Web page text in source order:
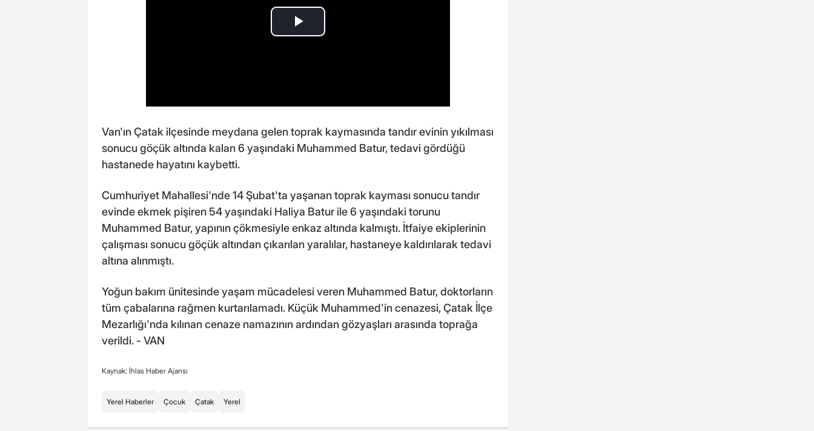
Van'ın Çatak ilçesinde meydana gelen toprak kaymasında tandır evinin yıkılması
sonucu göçük altında kalan 6 yaşındaki Muhammed Batur, tedavi gördüğü
hastanede hayatını kaybetti.
Cumhuriyet Mahallesi'nde 14 Şubat'ta yaşanan toprak kayması sonucu tandır
evinde ekmek pişiren 54 yaşındaki Haliya Batur ile 6 yaşındaki torunu
Muhammed Batur, yapının çökmesiyle enkaz altında kalmıştı. İtfaiye ekiplerinin
çalışması sonucu göçük altından çıkarılan yaralılar, hastaneye kaldırılarak tedavi
altına alınmıştı.
Yoğun bakım ünitesinde yaşam mücadelesi veren Muhammed Batur, doktorların
tüm çabalarına rağmen kurtarılamadı. Küçük Muhammed'in cenazesi, Çatak İlçe
Mezarlığı'nda kılınan cenaze namazının ardından gözyaşları arasında toprağa
verildi. - VAN
Kaynak: İhlas Haber Ajansı
Yerel Haberler Çocuk Çatak Yerel